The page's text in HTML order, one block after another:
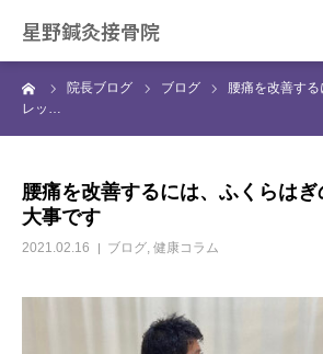
星野鍼灸接骨院
院長ブログ ブログ
腰痛を改善す
レッ…
腰痛を改善するには、ふくらは
大事です
2021.02.16 ブログ, 健康コラム
ホーム
症状別の治療について
院長ブログ